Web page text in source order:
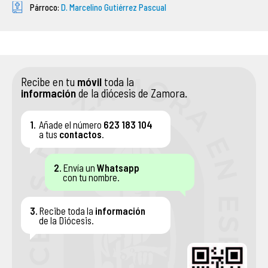
Párroco: D. Marcelino Gutiérrez Pascual
Recibe en tu móvil toda la
informaciónde la diócesis de Zamora.
1. Añade el número 623 183 104
a tus contactos.
2. Envía un Whatsapp
con tu nombre.
3. Recibe toda la información
de la Diócesis.
SERVICIO SOCIAL
PATRIMONIO ARTÍSTICO